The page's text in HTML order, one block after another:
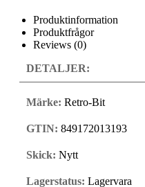
Produktinformation
Produktfrågor
Reviews (0)
DETALJER:
Märke: Retro-Bit
GTIN: 849172013193
Skick: Nytt
Lagerstatus: Lagervara